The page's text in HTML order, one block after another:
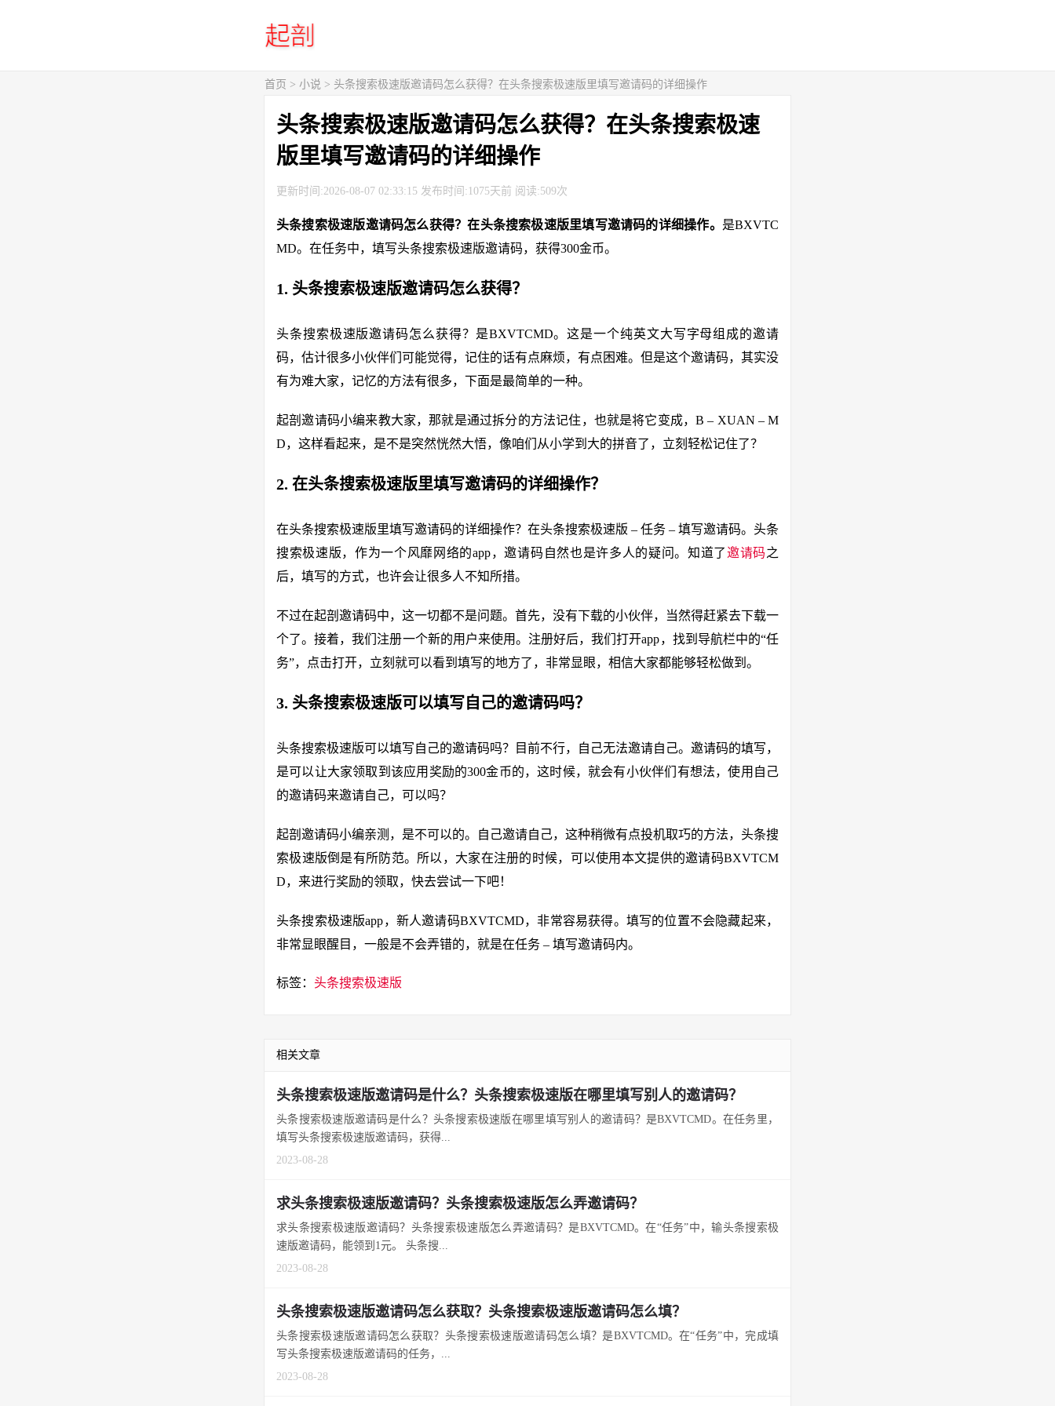
首页 > 小说 > 头条搜索极速版邀请码怎么获得？在头条搜索极速版里填写邀请码的详细操作
头条搜索极速版邀请码怎么获得？在头条搜索极速
版里填写邀请码的详细操作
更新时间:2026-08-07 02:33:15 发布时间:1075天前 阅读:509次
头条搜索极速版邀请码怎么获得？在头条搜索极速版里填写邀请码的详细操作。 是BXVTC
MD。在任务中，填写头条搜索极速版邀请码，获得300金币。
1. 头条搜索极速版邀请码怎么获得？
头条搜索极速版邀请码怎么获得？是BXVTCMD。这是一个纯英文大写字母组成的邀请
码，估计很多小伙伴们可能觉得，记住的话有点麻烦，有点困难。但是这个邀请码，其实没
有为难大家，记忆的方法有很多，下面是最简单的一种。
起剖邀请码小编来教大家，那就是通过拆分的方法记住，也就是将它变成，B – XUAN – M
D，这样看起来，是不是突然恍然大悟，像咱们从小学到大的拼音了，立刻轻松记住了？
2. 在头条搜索极速版里填写邀请码的详细操作？
在头条搜索极速版里填写邀请码的详细操作？在头条搜索极速版 – 任务 – 填写邀请码。头条
搜索极速版，作为一个风靡网络的app，邀请码自然也是许多人的疑问。知道了邀请码之
后，填写的方式，也许会让很多人不知所措。
不过在起剖邀请码中，这一切都不是问题。首先，没有下载的小伙伴，当然得赶紧去下载一
个了。接着，我们注册一个新的用户来使用。注册好后，我们打开app，找到导航栏中的“任
务”，点击打开，立刻就可以看到填写的地方了，非常显眼，相信大家都能够轻松做到。
3. 头条搜索极速版可以填写自己的邀请码吗？
头条搜索极速版可以填写自己的邀请码吗？目前不行，自己无法邀请自己。邀请码的填写，
是可以让大家领取到该应用奖励的300金币的，这时候，就会有小伙伴们有想法，使用自己
的邀请码来邀请自己，可以吗？
起剖邀请码小编亲测，是不可以的。自己邀请自己，这种稍微有点投机取巧的方法，头条搜
索极速版倒是有所防范。所以，大家在注册的时候，可以使用本文提供的邀请码BXVTCM
D，来进行奖励的领取，快去尝试一下吧！
头条搜索极速版app，新人邀请码BXVTCMD，非常容易获得。填写的位置不会隐藏起来，
非常显眼醒目，一般是不会弄错的，就是在任务 – 填写邀请码内。
标签： 头条搜索极速版
相关文章
头条搜索极速版邀请码是什么？头条搜索极速版在哪里填写别人的邀请码？
头条搜索极速版邀请码是什么？头条搜索极速版在哪里填写别人的邀请码？是BXVTCMD。在任务里，
填写头条搜索极速版邀请码，获得...
2023-08-28
求头条搜索极速版邀请码？头条搜索极速版怎么弄邀请码？
求头条搜索极速版邀请码？头条搜索极速版怎么弄邀请码？是BXVTCMD。在“任务”中，输头条搜索极
速版邀请码，能领到1元。 头条搜...
2023-08-28
头条搜索极速版邀请码怎么获取？头条搜索极速版邀请码怎么填？
头条搜索极速版邀请码怎么获取？头条搜索极速版邀请码怎么填？是BXVTCMD。在“任务”中，完成填
写头条搜索极速版邀请码的任务，...
2023-08-28